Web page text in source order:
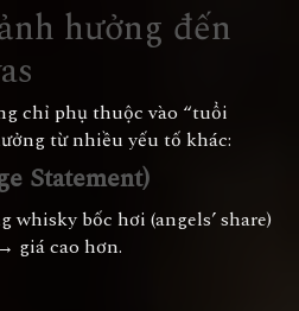
hưởng đến
chỉ phụ thuộc vào “tuổi
từ nhiều yếu tố khác:
Statement)
bốc hơi (angels’ share)
giá cao hơn.